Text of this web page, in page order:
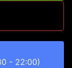
- 22:00)